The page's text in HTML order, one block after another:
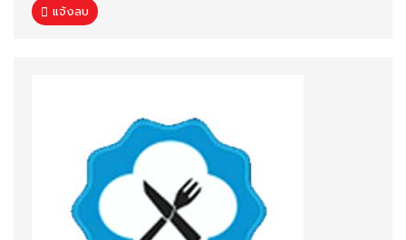
แจ้งลบ